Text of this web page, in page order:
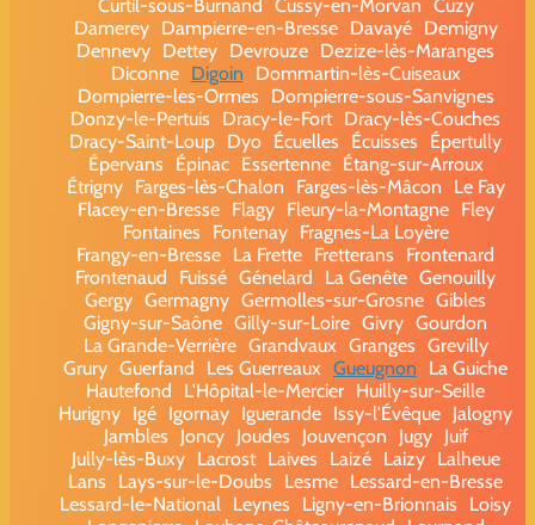
Curtil-sous-Burnand Cussy-en-Morvan Cuzy
Damerey
Dampierre-en-Bresse Davayé
Demigny
Dennevy Dettey Devrouze Dezize-lès-Maranges
Diconne
Digoin
Dommartin-lès-Cuiseaux
Dompierre-les-Ormes
Dompierre-sous-Sanvignes
Donzy-le-Pertuis
Dracy-le-Fort Dracy-lès-Couches
Dracy-Saint-Loup Dyo Écuelles Écuisses
Épertully
Épervans
Épinac Essertenne
Étang-sur-Arroux
Étrigny
Farges-lès-Chalon Farges-lès-Mâcon
Le Fay
Flacey-en-Bresse
Flagy Fleury-la-Montagne
Fley
Fontaines
Fontenay
Fragnes-La Loyère
Frangy-en-Bresse La Frette Fretterans
Frontenard
Frontenaud
Fuissé Génelard La Genête Genouilly
Gergy Germagny Germolles-sur-Grosne Gibles
Gigny-sur-Saône Gilly-sur-Loire Givry Gourdon
La Grande-Verrière Grandvaux Granges Grevilly
Grury Guerfand Les Guerreaux Gueugnon
La Guiche
Hautefond
L'Hôpital-le-Mercier Huilly-sur-Seille
Hurigny Igé Igornay Iguerande Issy-l'Évêque Jalogny
Jambles
Joncy Joudes Jouvençon Jugy
Juif
Jully-lès-Buxy
Lacrost Laives Laizé Laizy
Lalheue
Lans
Lays-sur-le-Doubs Lesme Lessard-en-Bresse
Lessard-le-National
Leynes Ligny-en-Brionnais
Loisy